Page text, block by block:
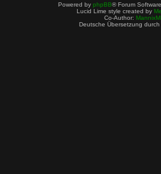
Powered by phpBB® Forum
Lucid Lime style created by
Co-Author:
Deutsche Übersetzung durch